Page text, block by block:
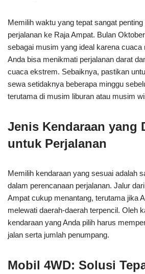
Memilih waktu yang tepat sangat
perjalanan ke Raja Ampat. Bulan
sebagai musim yang ideal karena cuaca
Anda bisa menikmati perjalanan darat
cuaca ekstrem. Sebaiknya, pastikan
sewa setidaknya beberapa minggu
terutama di musim liburan atau musim
Jenis Kendaraan yang
untuk Perjalanan
Memilih kendaraan yang sesuai adalah
dalam perencanaan perjalanan. Jalur
Ampat cukup menantang, terutama jika
melewati daerah-daerah terpencil. Oleh
kendaraan yang Anda pilih harus
jalan serta jumlah penumpang.
Mobil 4WD: Solusi